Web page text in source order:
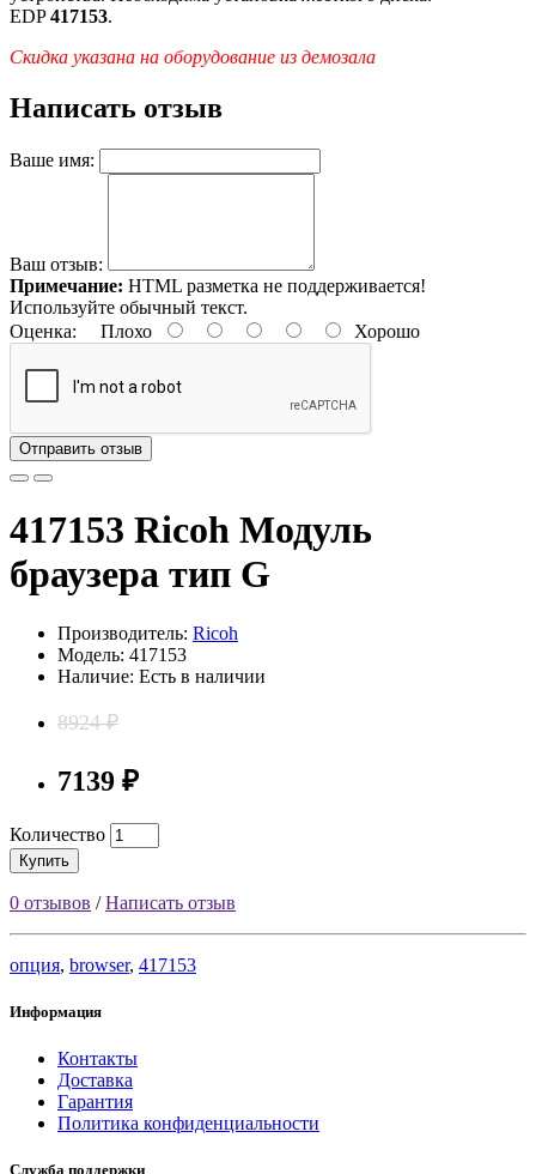
EDP417153.
Скидка указана на оборудование из демозала
Написать отзыв
Ваше имя:
Ваш отзыв:
Примечание: HTML разметка не поддерживается!
Используйте обычный текст.
Оценка: Плохо Хорошо
Отправить отзыв
417153 Ricoh Модуль
браузера тип G
Производитель: Ricoh
Модель: 417153
Наличие: Есть в наличии
8924 ₽
7139 ₽
Количество
Купить
0 отзывов /Написать отзыв
опция, browser, 417153
Информация
Контакты
Доставка
Гарантия
Политика конфиденциальности
Служба поддержки